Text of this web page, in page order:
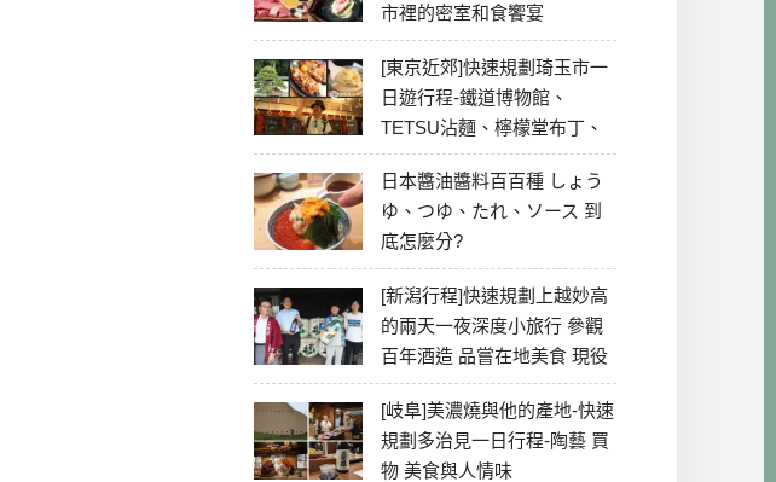
市裡的密室和食饗宴
[東京近郊]快速規劃琦玉市一
日遊行程-鐵道博物館、
TETSU沾麵、檸檬堂布丁、
冰川神社、美食彙整
日本醬油醬料百百種 しょう
ゆ、つゆ、たれ、ソース 到
底怎麼分?
[新潟行程]快速規劃上越妙高
的兩天一夜深度小旅行 參觀
百年酒造 品嘗在地美食 現役
最老牌電影院
[岐阜]美濃燒與他的產地-快速
規劃多治見一日行程-陶藝 買
物 美食與人情味